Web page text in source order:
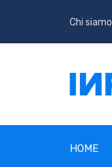
Chi siamo
HOME